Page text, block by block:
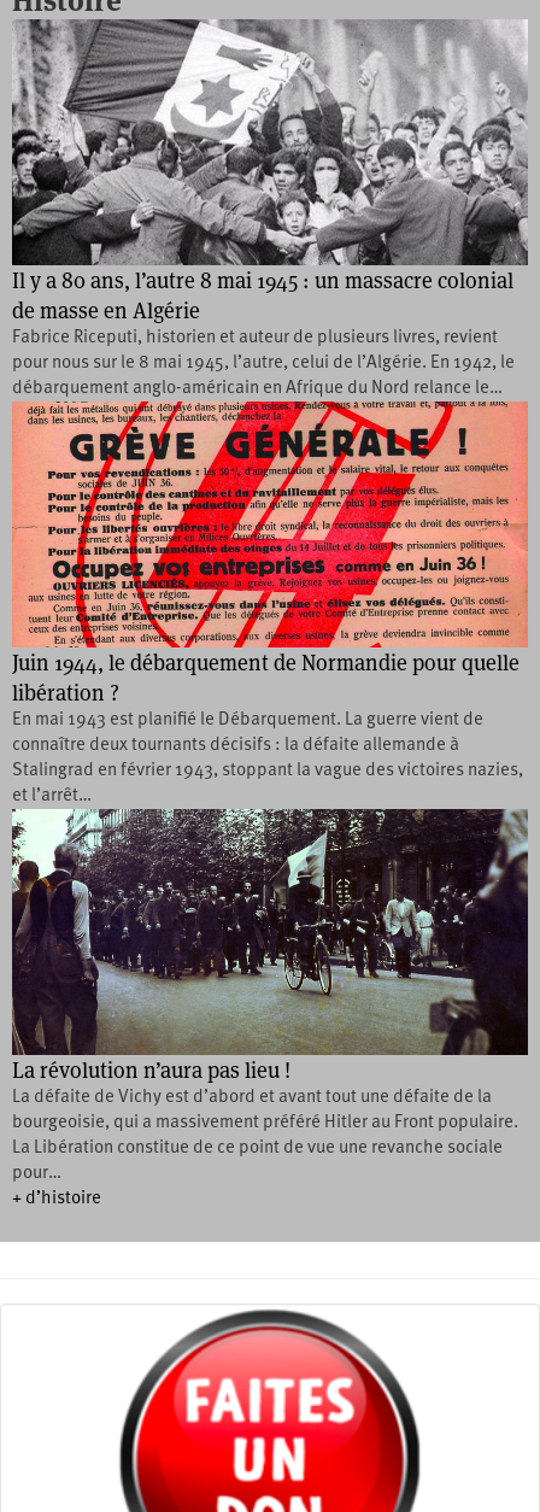
Il y a 80 ans, l’autre 8 mai 1945 : un massacre colonial
de masse en Algérie
Fabrice Riceputi, historien et auteur de plusieurs livres, revient
pour nous sur le 8 mai 1945, l’autre, celui de l’Algérie. En 1942, le
débarquement anglo-américain en Afrique du Nord relance le…
Juin 1944, le débarquement de Normandie pour quelle
libération ?
En mai 1943 est planifié le Débarquement. La guerre vient de
connaître deux tournants décisifs : la défaite allemande à
Stalingrad en février 1943, stoppant la vague des victoires nazies,
et l’arrêt…
La révolution n’aura pas lieu !
La défaite de Vichy est d’abord et avant tout une défaite de la
bourgeoisie, qui a massivement préféré Hitler au Front populaire.
La Libération constitue de ce point de vue une revanche sociale
pour…
+ d’histoire